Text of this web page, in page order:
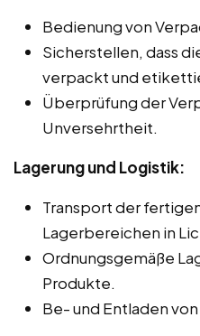
Bedienung von
Sicherstellen, dass
verpackt und
Überprüfung der
Unversehrtheit.
Lagerung und Logistik:
Transport der
Lagerbereichen in
Ordnungsgemäße
Produkte.
Be- und Entladen